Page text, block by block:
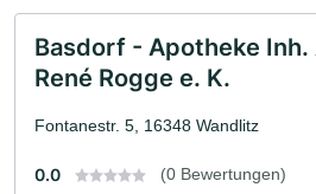
Basdorf - Apotheke
René Rogge e. K.
Fontanestr. 5, 16348 Wandlitz
0.0 (0 Bewertungen)